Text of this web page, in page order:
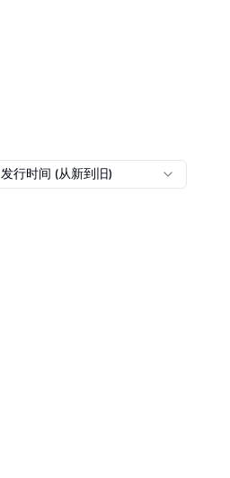
香港 国际化交通卡 南京
发行时间 (从新到旧)